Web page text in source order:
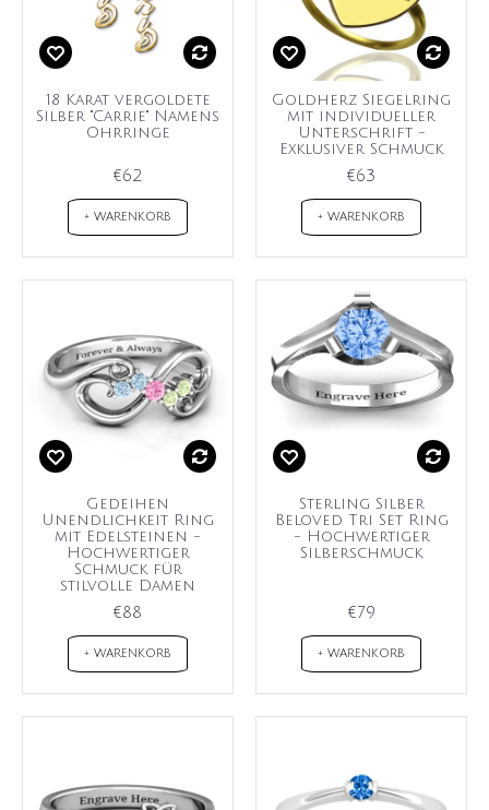
18 Karat vergoldete
Silber "Carrie" Namens
Ohrringe
€62
+ WARENKORB
Goldherz Siegelring
mit individueller
Unterschrift -
Exklusiver Schmuck
€63
+ WARENKORB
Gedeihen
Unendlichkeit Ring
mit Edelsteinen -
Hochwertiger
Schmuck für
stilvolle Damen
€88
+ WARENKORB
Sterling Silber
Beloved Tri Set Ring
- Hochwertiger
Silberschmuck
€79
+ WARENKORB